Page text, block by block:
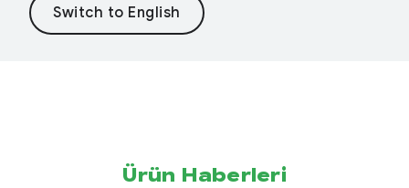
Ürün Haberleri